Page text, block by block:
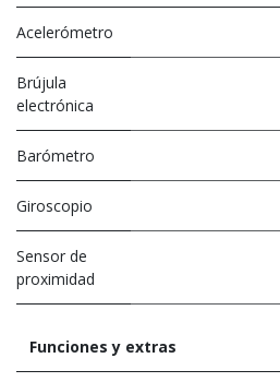
Acelerómetro
Brújula
electrónica
Barómetro
Giroscopio
Sensor de
proximidad
Funciones y extras